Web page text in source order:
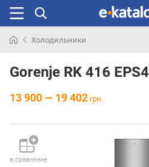
раньше
Холодильники
Gorenje RK 416 EPS4
13 900 — 19 402 грн.
в сравнение